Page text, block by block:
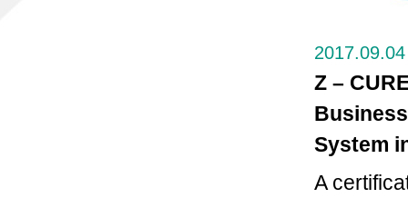
2017.09.04
Z –
System
A